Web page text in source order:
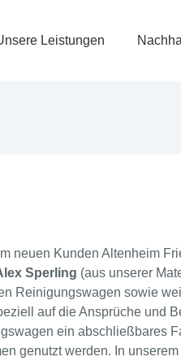
Leistungen
neuen Kunden Altenheim
Sperling (aus unserer
Reinigungswagen sowie
auf die Ansprüche und
ein abschließbares
genutzt werden. In